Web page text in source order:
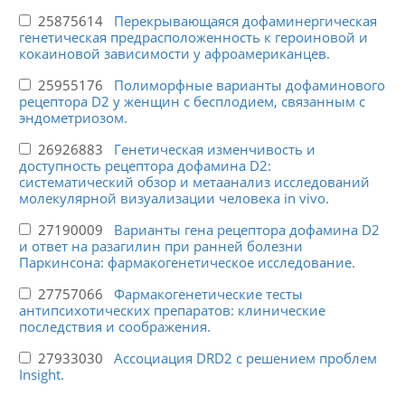
25875614 Перекрывающаяся дофаминергическая
генетическая предрасположенность к героиновой и
кокаиновой зависимости у афроамериканцев.
25955176 Полиморфные варианты дофаминового
рецептора D2 у женщин с бесплодием, связанным с
эндометриозом.
26926883 Генетическая изменчивость и
доступность рецептора дофамина D2:
систематический обзор и метаанализ исследований
молекулярной визуализации человека in vivo.
27190009 Варианты гена рецептора дофамина D2
и ответ на разагилин при ранней болезни
Паркинсона: фармакогенетическое исследование.
27757066 Фармакогенетические тесты
антипсихотических препаратов: клинические
последствия и соображения.
27933030 Ассоциация DRD2 с решением проблем
Insight.